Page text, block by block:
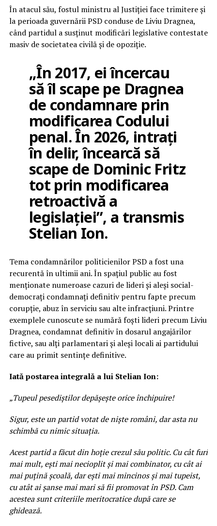
În atacul său, fostul ministru al Justiției face trimitere și
la perioada guvernării PSD conduse de Liviu Dragnea,
când partidul a susținut modificări legislative contestate
masiv de societatea civilă și de opoziție.
„În 2017, ei încercau
să îl scape pe Dragnea
de condamnare prin
modificarea Codului
penal. În 2026, intrați
în delir, încearcă să
scape de Dominic Fritz
tot prin modificarea
retroactivă a
legislației”, a transmis
Stelian Ion.
Tema condamnărilor politicienilor PSD a fost una
recurentă în ultimii ani. În spațiul public au fost
menționate numeroase cazuri de lideri și aleși social-
democrați condamnați definitiv pentru fapte precum
corupție, abuz în serviciu sau alte infracțiuni. Printre
exemplele cunoscute se numără foști lideri precum Liviu
Dragnea, condamnat definitiv în dosarul angajărilor
fictive, sau alți parlamentari și aleși locali ai partidului
care au primit sentințe definitive.
Iată postarea integrală a lui Stelian Ion:
„Tupeul pesediștilor depășește orice închipuire!
Sigur, este un partid votat de niște români, dar asta nu
schimbă cu nimic situația.
Acest partid a făcut din hoție crezul său politic. Cu cât furi
mai mult, ești mai necioplit și mai combinator, cu cât ai
mai puțină școală, dar ești mai mincinos și mai tupeist,
cu atât ai șanse mai mari să fii promovat în PSD. Cam
acestea sunt criteriile meritocratice după care se
ghidează.